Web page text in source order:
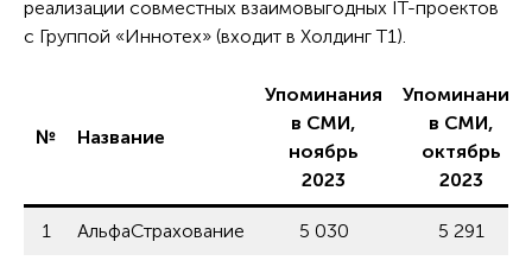
реализации совместных взаимовыгодных IT-проектов
с Группой «Иннотех» (входит в Холдинг Т1).
№ Название
Упоминания
в СМИ,
ноябрь
2023
Упоминания
в СМИ,
октябрь
2023
1 АльфаСтрахование 5 030 5 291